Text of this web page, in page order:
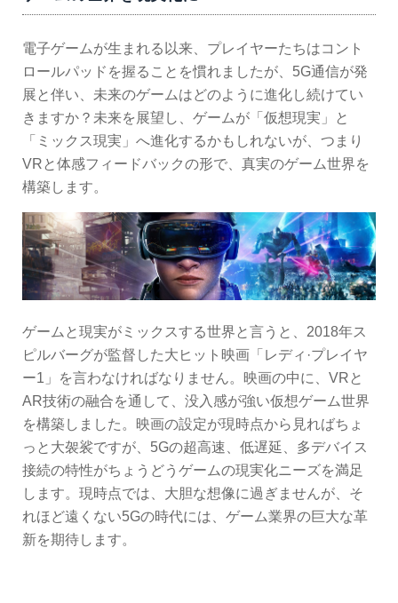
電子ゲームが生まれる以来、プレイヤーたちはコント
ロールパッドを握ることを慣れましたが、5G通信が発
展と伴い、未来のゲームはどのように進化し続けてい
きますか？未来を展望し、ゲームが「仮想現実」と
「ミックス現実」へ進化するかもしれないが、つまり
VRと体感フィードバックの形で、真実のゲーム世界を
構築します。
ゲームと現実がミックスする世界と言うと、2018年ス
ピルバーグが監督した大ヒット映画「レディ·プレイヤ
ー1」を言わなければなりません。映画の中に、VRと
AR技術の融合を通して、没入感が強い仮想ゲーム世界
を構築しました。映画の設定が現時点から見ればちょ
っと大袈裟ですが、5Gの超高速、低遅延、多デバイス
接続の特性がちょうどうゲームの現実化ニーズを満足
します。現時点では、大胆な想像に過ぎませんが、そ
れほど遠くない5Gの時代には、ゲーム業界の巨大な革
新を期待します。